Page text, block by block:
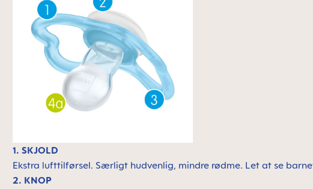
1. SKJOLD
Ekstra lufttilførsel. Særligt hudvenlig, mindre rødme. Let at se
2. KNOP